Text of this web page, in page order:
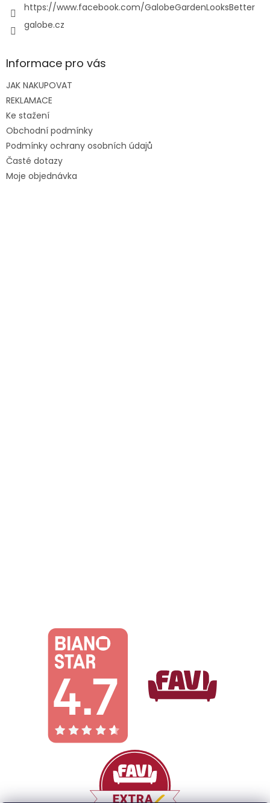
https://www.facebook.com/GalobeGardenLooksBetter
galobe.cz
Informace pro vás
JAK NAKUPOVAT
REKLAMACE
Ke stažení
Obchodní podmínky
Podmínky ochrany osobních údajů
Časté dotazy
Moje objednávka